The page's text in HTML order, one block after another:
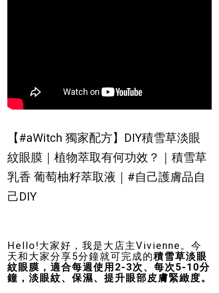
【#aWitch 獨家配方】DIY積雪草淡眼
紋眼膜｜植物萃取有何功效？｜積雪草
乳香 葡萄柚籽萃取液｜ #自己護膚品自
己DIY
Hello!大家好，我是大店主Vivienne。今
天和大家分享5分鐘就可完成的積雪草淡眼
紋眼膜，適合每週使用2-3次、每次5-10分
鐘，淡眼紋、保濕、提升眼部皮膚緊緻度。